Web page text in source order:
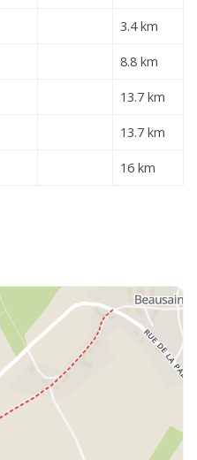
3.4 km
8.8 km
13.7 km
13.7 km
16 km